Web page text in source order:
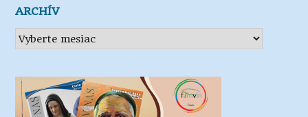
ARCHÍV
Archív